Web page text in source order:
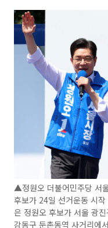
▲정원오 더불어민주당 서
후보가 24일 선거운동 시
은 정원오 후보가 서울 광
강동구 둔촌동역 사거리에